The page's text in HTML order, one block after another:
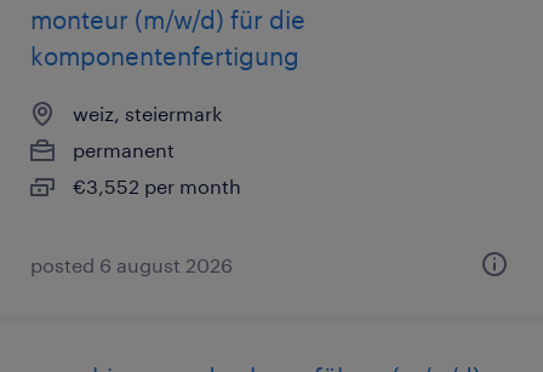
monteur (m/w/d) für die
komponentenfertigung
weiz, steiermark
permanent
€3,552 per month
posted 6 august 2026